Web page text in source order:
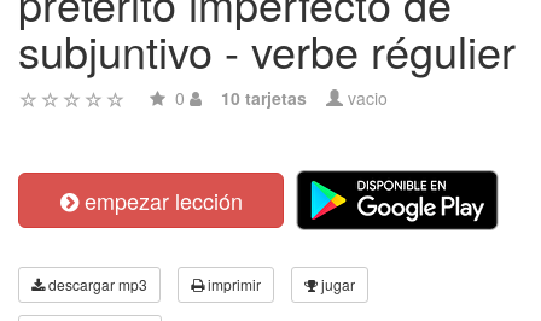
subjuntivo - verbe régulier
0 10 tarjetas vacio
empezar lección
descargar mp3 imprimir jugar